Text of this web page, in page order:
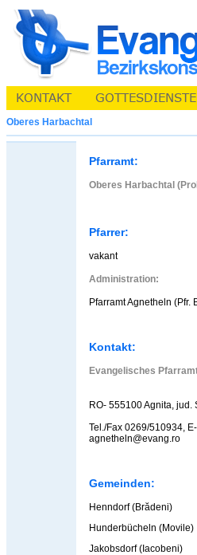
Oberes Harbachtal
Pfarramt:
Oberes Harbachtal
Pfarrer:
vakant
Administration:
Pfarramt Agnetheln (Pfr.
Kontakt:
Evangelisches
RO- 555100 Agnita, jud.
Tel./Fax 0269/510934,
agnetheln@evang.ro
Gemeinden:
Henndorf (Brădeni)
Hunderbücheln (Movile)
Jakobsdorf (Iacobeni)